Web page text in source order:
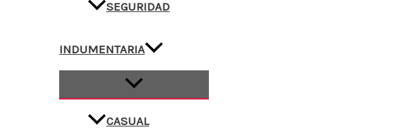
SEGURIDAD
INDUMENTARIA
CASUAL